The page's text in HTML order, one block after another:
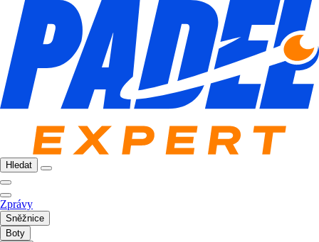
Hledat
Zprávy
Sněžnice
Boty